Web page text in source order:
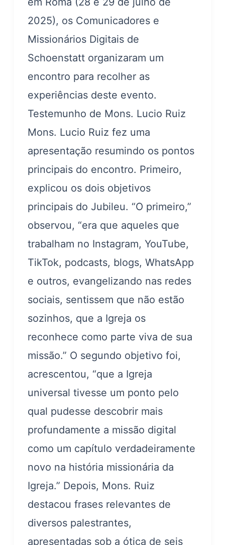
2025), os Comunicadores e
Missionários Digitais de
Schoenstatt organizaram um
encontro para recolher as
experiências deste evento.
Testemunho de Mons. Lucio Ruiz
Mons. Lucio Ruiz fez uma
apresentação resumindo os pontos
principais do encontro. Primeiro,
explicou os dois objetivos
principais do Jubileu. “O primeiro,”
observou, “era que aqueles que
trabalham no Instagram, YouTube,
TikTok, podcasts, blogs, WhatsApp
e outros, evangelizando nas redes
sociais, sentissem que não estão
sozinhos, que a Igreja os
reconhece como parte viva de sua
missão.” O segundo objetivo foi,
acrescentou, “que a Igreja
universal tivesse um ponto pelo
qual pudesse descobrir mais
profundamente a missão digital
como um capítulo verdadeiramente
novo na história missionária da
Igreja.” Depois, Mons. Ruiz
destacou frases relevantes de
diversos palestrantes,
apresentadas sob a ótica de seis